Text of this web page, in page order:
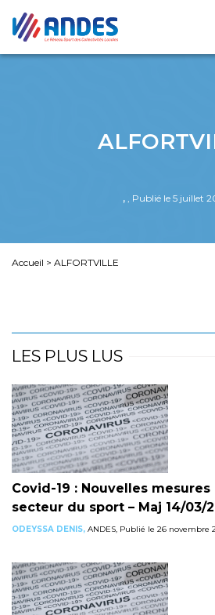
, , Publié le 5 juillet
Accueil > ALFORTVILLE
LES PLUS LUS
Covid-19 : Nouvelles
secteur du sport – Maj 14/03/
ODEYSSA DENIS, ANDES, Publié le 26 novembre